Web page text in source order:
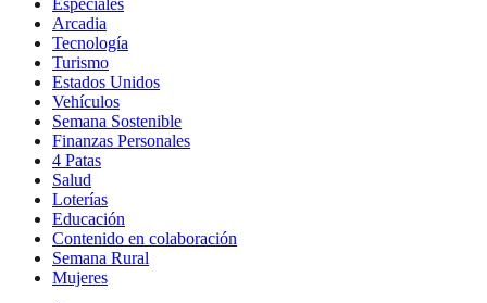
Arcadia
Tecnología
Turismo
Estados Unidos
Vehículos
Semana Sostenible
Finanzas Personales
4 Patas
Salud
Loterías
Educación
Contenido en colaboración
Semana Rural
Mujeres